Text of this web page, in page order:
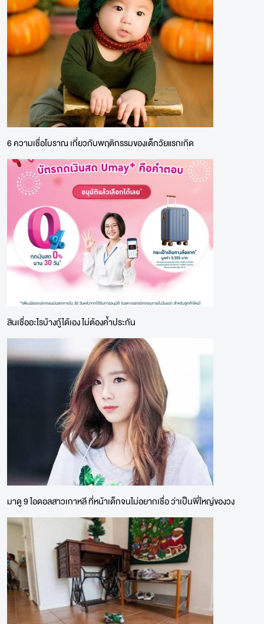
6 ความเชื่อโบราณ เกี่ยวกับพฤติกรรมของเด็กวัยแรกเกิด
สินเชื่ออะไรบ้างกู้ได้เอง ไม่ต้องค้ำประกัน
มาดู 9 ไอดอลสาวเกาหลี ที่หน้าเด็กจนไม่อยากเชื่อ ว่าเป็นพี่ใหญ่ของวง